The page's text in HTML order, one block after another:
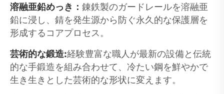
溶融亜鉛めっき： 錬鉄製のガードレールを溶融亜
鉛に浸し、錆を発生源から防ぐ永久的な保護層を
形成するコアプロセス。
芸術的な鍛造:経験豊富な職人が最新の設備と伝統
的な手鍛造を組み合わせて、冷たい鋼を鮮やかで
生き生きとした芸術的な形状に変えます。